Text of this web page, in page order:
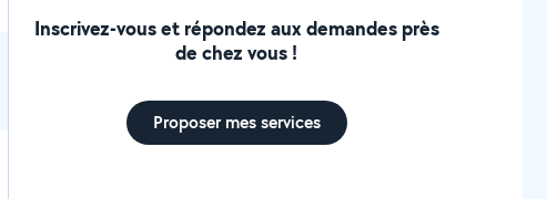
Inscrivez-vous et répondez aux demandes près
de chez vous !
Proposer mes services